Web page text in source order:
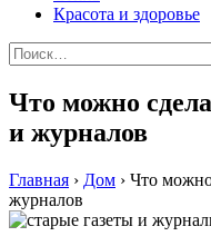
Красота и здоровье
Найти:
Что можно
и журналов
Главная › Дом › Что
журналов